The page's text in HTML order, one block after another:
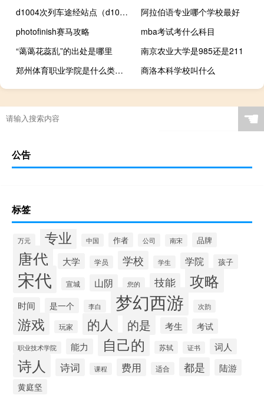
d1004次列车途经站点（d100）
阿拉伯语专业哪个学校最好
photofinish赛马攻略
mba考试考什么科目
“蔼蔼花蕊乱”的出处是哪里
南京农业大学是985还是211
郑州体育职业学院是什么类别的学校
商洛本科学校叫什么
☚
公告
标签
万元 专业 中国 作者 公司 南宋 品牌
唐代 大学 学员 学校 学生 学院 孩子
宋代 宣城 山阴 您的 技能 攻略
时间 是一个 李白 梦幻西游 次韵
游戏 玩家 的人 的是 考生 考试
职业技术学院 能力 自己的 苏轼 证书 词人
诗人 诗词 课程 费用 适合 都是 陆游
黄庭坚